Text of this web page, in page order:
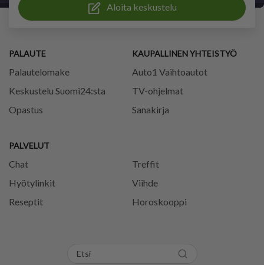
Aloita keskustelu
PALAUTE
Palautelomake
Keskustelu Suomi24:sta
Opastus
PALVELUT
Chat
Treffit
Hyötylinkit
Viihde
Reseptit
Horoskooppi
KAUPALLINEN YHTEISTYÖ
Auto1 Vaihtoautot
TV-ohjelmat
Sanakirja